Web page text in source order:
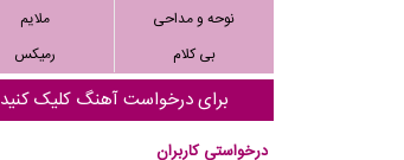
نوحه و مداحی
ملایم
بی کلام
رمیکس
برای درخواست آهنگ کلیک کنید
درخواستی کاربران